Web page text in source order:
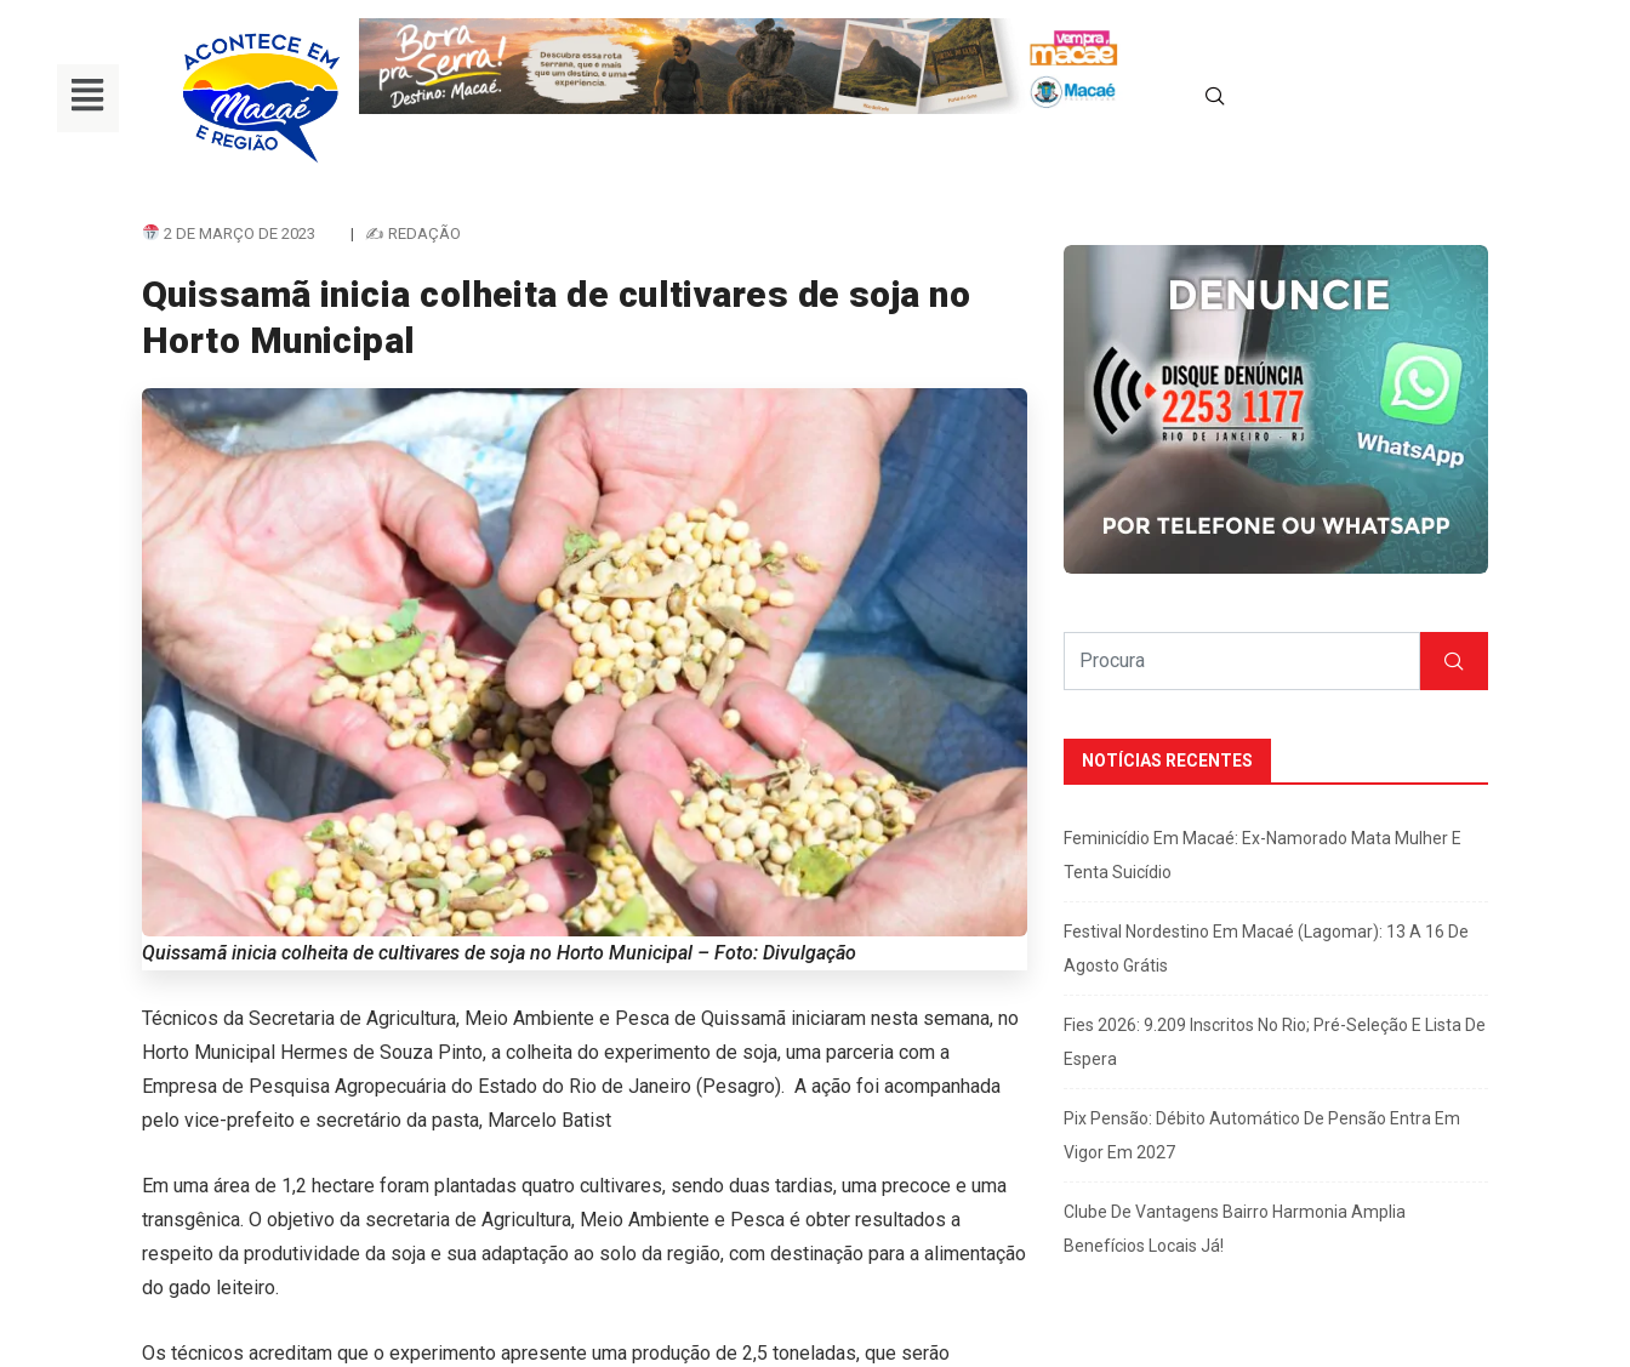
2 DE MARÇO DE 2023 | ✍ REDAÇÃO
Quissamã inicia colheita de cultivares de soja no
Horto Municipal
Quissamã inicia colheita de cultivares de soja no Horto Municipal – Foto: Divulgação
Técnicos da Secretaria de Agricultura, Meio Ambiente e Pesca de Quissamã iniciaram nesta semana, no
Horto Municipal Hermes de Souza Pinto, a colheita do experimento de soja, uma parceria com a
Empresa de Pesquisa Agropecuária do Estado do Rio de Janeiro (Pesagro). A ação foi acompanhada
pelo vice-prefeito e secretário da pasta, Marcelo Batist
Em uma área de 1,2 hectare foram plantadas quatro cultivares, sendo duas tardias, uma precoce e uma
transgênica. O objetivo da secretaria de Agricultura, Meio Ambiente e Pesca é obter resultados a
respeito da produtividade da soja e sua adaptação ao solo da região, com destinação para a alimentação
do gado leiteiro.
Os técnicos acreditam que o experimento apresente uma produção de 2,5 toneladas, que serão
NOTÍCIAS RECENTES
Feminicídio Em Macaé: Ex-Namorado Mata Mulher E
Tenta Suicídio
Festival Nordestino Em Macaé (Lagomar): 13 A 16 De
Agosto Grátis
Fies 2026: 9.209 Inscritos No Rio; Pré-Seleção E Lista De
Espera
Pix Pensão: Débito Automático De Pensão Entra Em
Vigor Em 2027
Clube De Vantagens Bairro Harmonia Amplia
Benefícios Locais Já!